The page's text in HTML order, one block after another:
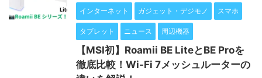
インターネット ガジェット・デジモノ スマホ
タブレット ニュース 周辺機器
【MSI初】Roamii BE LiteとBE Proを
徹底比較！Wi-Fi 7メッシュルーターの